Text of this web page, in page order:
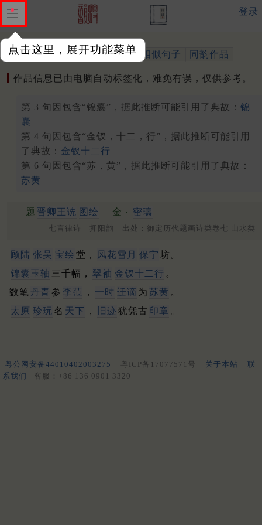
点击这里，展开功能菜单
登录
作品 标注四声 出处、引用 相似句子 同韵作品
作品信息已由电脑自动标签化，难免有误，仅供参考。
第 3 句因包含“锦囊”，据此推断可能引用了典故： 锦
囊
第 4 句因包含“金钗，十二，行”，据此推断可能引用
了典故： 金钗十二行
第 6 句因包含“苏，黄”，据此推断可能引用了典故：
苏黄
题 晋卿王诜 图绘 金 · 密璹
七言律诗 押阳韵 出处：御定历代题画诗类卷七 山水类
顾陆 张吴 宝绘 堂， 风花雪月 保宁 坊。
锦囊玉轴 三千幅， 翠袖 金钗十二行 。
数笔 丹青 参 李范 ， 一时 迁谪 为 苏黄 。
太原 珍玩 名 天下 ， 旧迹 犹凭古 印章 。
粤公网安备44010402003275 粤ICP备17077571号 关于本站
联
系我们
客服：+86 136 0901 3320